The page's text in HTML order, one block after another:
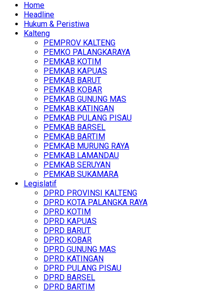
Home
Headline
Hukum & Peristiwa
Kalteng
PEMPROV KALTENG
PEMKO PALANGKARAYA
PEMKAB KOTIM
PEMKAB KAPUAS
PEMKAB BARUT
PEMKAB KOBAR
PEMKAB GUNUNG MAS
PEMKAB KATINGAN
PEMKAB PULANG PISAU
PEMKAB BARSEL
PEMKAB BARTIM
PEMKAB MURUNG RAYA
PEMKAB LAMANDAU
PEMKAB SERUYAN
PEMKAB SUKAMARA
Legislatif
DPRD PROVINSI KALTENG
DPRD KOTA PALANGKA RAYA
DPRD KOTIM
DPRD KAPUAS
DPRD BARUT
DPRD KOBAR
DPRD GUNUNG MAS
DPRD KATINGAN
DPRD PULANG PISAU
DPRD BARSEL
DPRD BARTIM